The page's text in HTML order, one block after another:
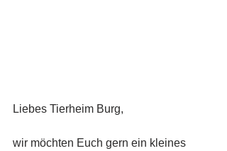
Liebes Tierheim Burg,
wir möchten Euch gern ein kleines